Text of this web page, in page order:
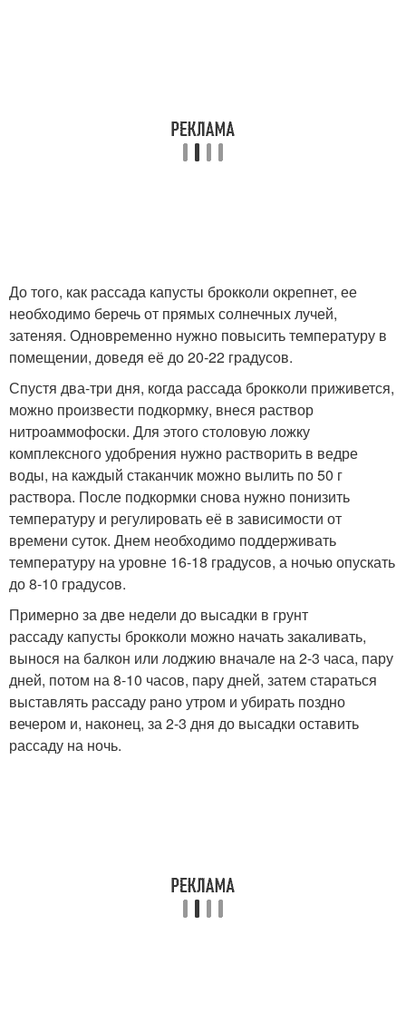
До того, как рассада капусты брокколи окрепнет, ее
необходимо беречь от прямых солнечных лучей,
затеняя. Одновременно нужно повысить температуру в
помещении, доведя её до 20-22 градусов.
Спустя два-три дня, когда рассада брокколи приживется,
можно произвести подкормку, внеся раствор
нитроаммофоски. Для этого столовую ложку
комплексного удобрения нужно растворить в ведре
воды, на каждый стаканчик можно вылить по 50 г
раствора. После подкормки снова нужно понизить
температуру и регулировать её в зависимости от
времени суток. Днем необходимо поддерживать
температуру на уровне 16-18 градусов, а ночью опускать
до 8-10 градусов.
Примерно за две недели до высадки в грунт
рассаду капусты брокколи можно начать закаливать,
вынося на балкон или лоджию вначале на 2-3 часа, пару
дней, потом на 8-10 часов, пару дней, затем стараться
выставлять рассаду рано утром и убирать поздно
вечером и, наконец, за 2-3 дня до высадки оставить
рассаду на ночь.